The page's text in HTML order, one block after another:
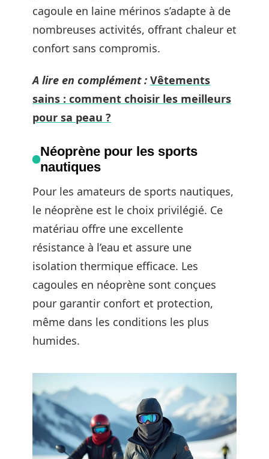
cagoule en laine mérinos s’adapte à de
nombreuses activités, offrant chaleur et
confort sans compromis.
A lire en complément : Vêtements
sains : comment choisir les meilleurs
pour sa peau ?
Néoprène pour les sports
nautiques
Pour les amateurs de sports nautiques,
le néoprène est le choix privilégié. Ce
matériau offre une excellente
résistance à l’eau et assure une
isolation thermique efficace. Les
cagoules en néoprène sont conçues
pour garantir confort et protection,
même dans les conditions les plus
humides.